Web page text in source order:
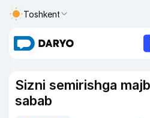
Toshkent
Sizni semirishga
sabab